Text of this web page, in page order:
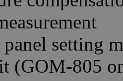
panel setting
(GOM-805